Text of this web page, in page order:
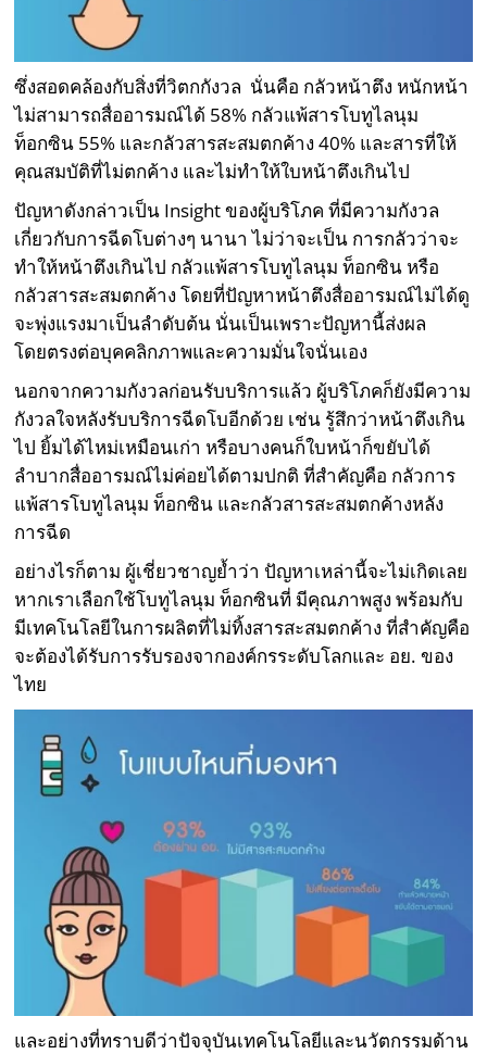
ซึ่งสอดคล้องกับสิ่งที่วิตกกังวล นั่นคือ กลัวหน้าตึง หนักหน้า
ไม่สามารถสื่ออารมณ์ได้ 58% กลัวแพ้สารโบทูไลนุม
ท็อกซิน 55% และกลัวสารสะสมตกค้าง 40% และสารที่ให้
คุณสมบัติที่ไม่ตกค้าง และไม่ทำให้ใบหน้าตึงเกินไป
ปัญหาดังกล่าวเป็น Insight ของผู้บริโภค ที่มีความกังวล
เกี่ยวกับการฉีดโบต่างๆ นานา ไม่ว่าจะเป็น การกลัวว่าจะ
ทำให้หน้าตึงเกินไป กลัวแพ้สารโบทูไลนุม ท็อกซิน หรือ
กลัวสารสะสมตกค้าง โดยที่ปัญหาหน้าตึงสื่ออารมณ์ไม่ได้ดู
จะพุ่งแรงมาเป็นลำดับต้น นั่นเป็นเพราะปัญหานี้ส่งผล
โดยตรงต่อบุคคลิกภาพและความมั่นใจนั่นเอง
นอกจากความกังวลก่อนรับบริการแล้ว ผู้บริโภคก็ยังมีความ
กังวลใจหลังรับบริการฉีดโบอีกด้วย เช่น รู้สึกว่าหน้าตึงเกิน
ไป ยิ้มได้ไหม่เหมือนเก่า หรือบางคนก็ใบหน้าก็ขยับได้
ลำบากสื่ออารมณ์ไม่ค่อยได้ตามปกติ ที่สำคัญคือ กลัวการ
แพ้สารโบทูไลนุม ท็อกซิน และกลัวสารสะสมตกค้างหลัง
การฉีด
อย่างไรก็ตาม ผู้เชี่ยวชาญย้ำว่า ปัญหาเหล่านี้จะไม่เกิดเลย
หากเราเลือกใช้โบทูไลนุม ท็อกซินที่ มีคุณภาพสูง พร้อมกับ
มีเทคโนโลยีในการผลิตที่ไม่ทิ้งสารสะสมตกค้าง ที่สำคัญคือ
จะต้องได้รับการรับรองจากองค์กรระดับโลกและ อย. ของ
ไทย
และอย่างที่ทราบดีว่าปัจจุบันเทคโนโลยีและนวัตกรรมด้าน